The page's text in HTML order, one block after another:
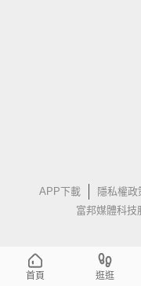
APP下載 隱私權政
富邦媒體科技
首頁 逛逛